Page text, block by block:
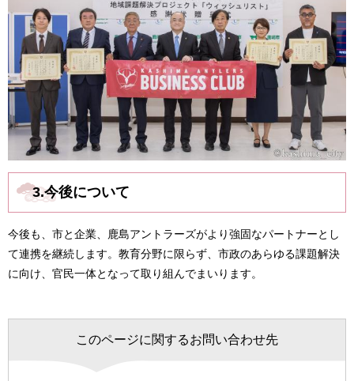
3.今後について
今後も、市と企業、鹿島アントラーズがより強固なパートナーとし
て連携を継続します。教育分野に限らず、市政のあらゆる課題解決
に向け、官民一体となって取り組んでまいります。
このページに関するお問い合わせ先